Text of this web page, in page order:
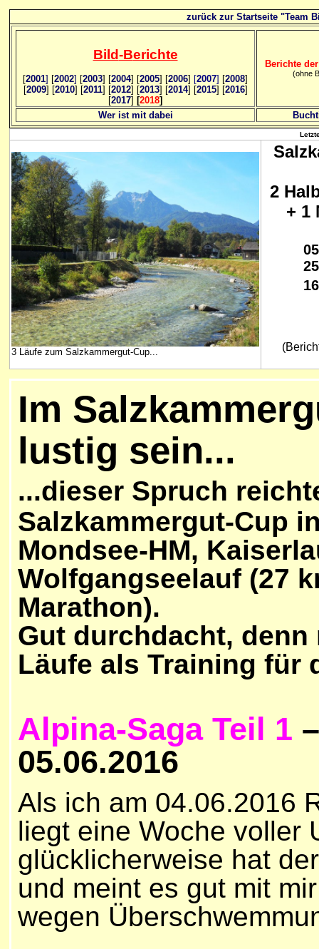
zurück zur Startseite "Team
Bild-Berichte
[2001] [2002] [2003] [2004] [2005] [2006] [2007] [2008]
[2009] [2010] [2011] [2012] [2013] [2014] [2015] [2016]
[2017] [2018]
Berichte
(ohne
Wer ist mit dabei
3 Läufe zum Salzkammergut-Cup...
2
+ 1
Im
lustig sein...
...dieser Spruch
Salzkammergut-Cup
Mondsee-HM,
Wolfgangseelauf (27
Marathon).
Gut durchdacht,
Läufe als Training für
Alpina-Saga Teil 1
05.06.2016
Als ich am 04.06.2016
liegt eine Woche voller
glücklicherweise hat
und meint es gut mit
wegen